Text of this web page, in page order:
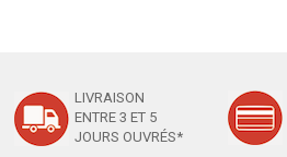
LIVRAISON
ENTRE 3 ET 5
JOURS OUVRÉS*